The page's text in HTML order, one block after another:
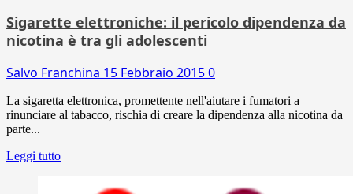
Sigarette elettroniche: il pericolo dipendenza da
nicotina è tra gli adolescenti
Salvo Franchina 15 Febbraio 20150
La sigaretta elettronica, promettente nell'aiutare i fumatori a
rinunciare al tabacco, rischia di creare la dipendenza alla nicotina da
parte...
Leggi tutto